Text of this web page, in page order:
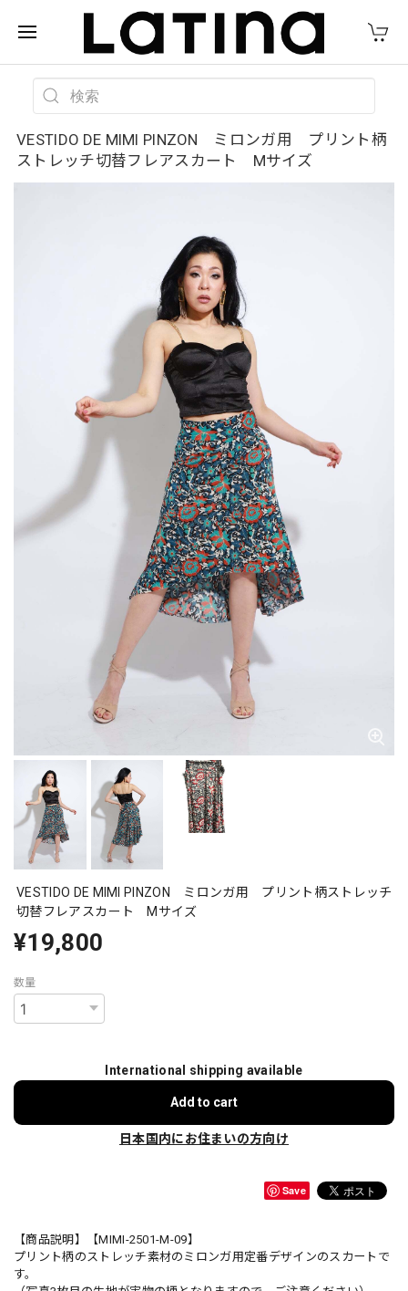
VESTIDO DE MIMI PINZON ミロンガ用 プリント柄
ストレッチ切替フレアスカート Mサイズ
VESTIDO DE MIMI PINZON ミロンガ用 プリント柄ストレッチ
切替フレアスカート Mサイズ
¥19,800
数量
International shipping available
Add to cart
日本国内にお住まいの方向け
Save
【商品説明】【MIMI-2501-M-09】
プリント柄のストレッチ素材のミロンガ用定番デザインのスカートで
す。